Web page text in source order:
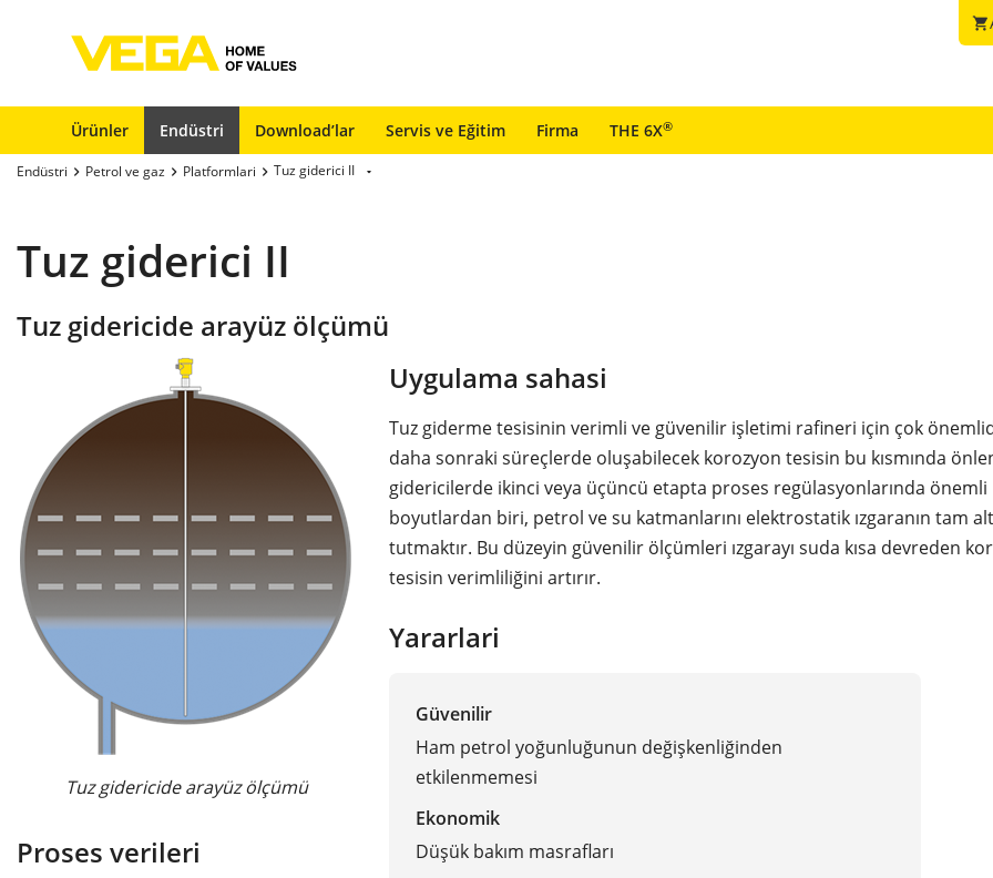
shopping_cart
Ürünler Endüstri Download’lar Servis ve Eğitim Firma THE 6X®
Endüstri Petrol ve gaz Platformlari Tuz giderici II
Tuz giderici II
Tuz gidericide arayüz ölçümü
Tuz gidericide arayüz ölçümü
Proses verileri
Uygulama sahasi
Tuz giderme tesisinin verimli ve güvenilir işletimi rafineri için çok
daha sonraki süreçlerde oluşabilecek korozyon tesisin bu kısmında
gidericilerde ikinci veya üçüncü etapta proses regülasyonlarında önemli
boyutlardan biri, petrol ve su katmanlarını elektrostatik ızgaranın tam
tutmaktır. Bu düzeyin güvenilir ölçümleri ızgarayı suda kısa devreden
tesisin verimliliğini artırır.
Yararlari
Güvenilir
Ham petrol yoğunluğunun değişkenliğinden
etkilenmemesi
Ekonomik
Düşük bakım masrafları